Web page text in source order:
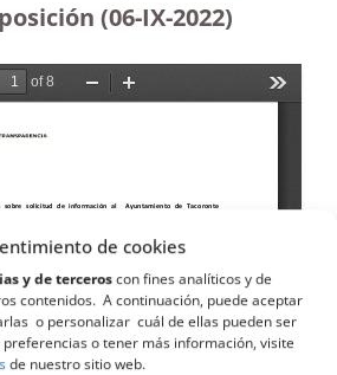
de cookies
y de terceroscon fines analíticos y de
contenidos. A continuación, puede aceptar
o personalizar cuál de ellas pueden ser
o tener más información, visite
de nuestro sitio web.
(06-IX-2022)